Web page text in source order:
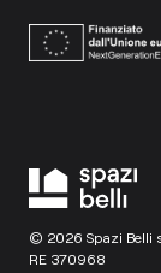
© 2026 Spazi Belli
RE 370968